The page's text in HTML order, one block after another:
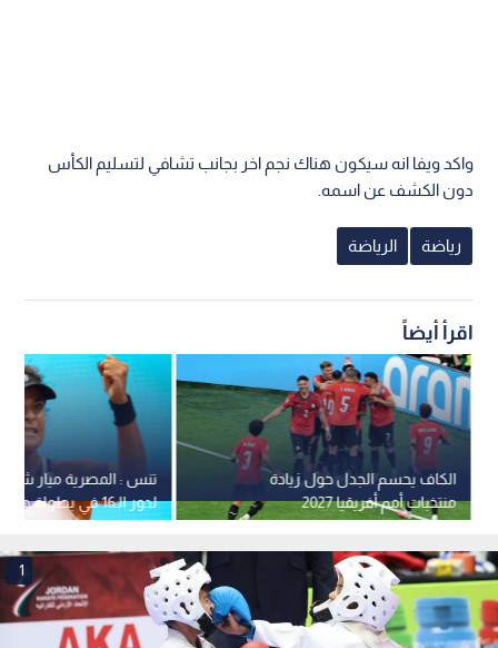
واكد ويفا انه سيكون هناك نجم اخر بجانب تشافي لتسليم الكأس
دون الكشف عن اسمه.
رياضة الرياضة
اقرأ أيضاً
تنس : المصرية ميار
لدور الـ16 في بطولة هامبورغ
الكاف يحسم الجدل حول زيادة
منتخبات أمم أفريقيا 2027
1